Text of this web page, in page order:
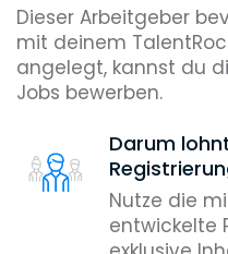
Dieser Arbeitgeber
mit deinem
angelegt, kannst du
Jobs bewerben.
Darum
Nutze die
entwickelte